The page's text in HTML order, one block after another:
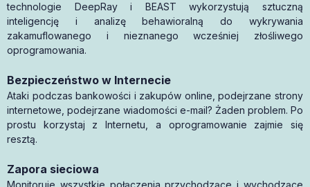
technologie DeepRay i BEAST wykorzystują sztuczną
inteligencję i analizę behawioralną do wykrywania
zakamuflowanego i nieznanego wcześniej złośliwego
oprogramowania.
Bezpieczeństwo w Internecie
Ataki podczas bankowości i zakupów online, podejrzane strony
internetowe, podejrzane wiadomości e-mail? Żaden problem. Po
prostu korzystaj z Internetu, a oprogramowanie zajmie się
resztą.
Zapora sieciowa